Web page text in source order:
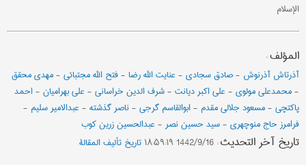
الإسلام
المؤلف:
آذرتاش آذرنوش -صادق سجادی - عنایت الله رضا -فتح الله مجتبائي -مهدي محقق
-محمدعلي مولوي - علی اکبر دیانت -شرف الدین خراساني - علي بهرامیان -احمد
پاکتچی -مسعود جلالي مقدم -ابوالقاسم گرجی - ناصر گذشته - عبدالامیر سلیم -
فرامرز حاج منوچهری -سید حسین نصر - عبدالحسین زرین کوب
تاریخ آخر التحدیث: 1442/9/16 ۱۸:۵۹:۱۹ تاریخ تألیف المقالة